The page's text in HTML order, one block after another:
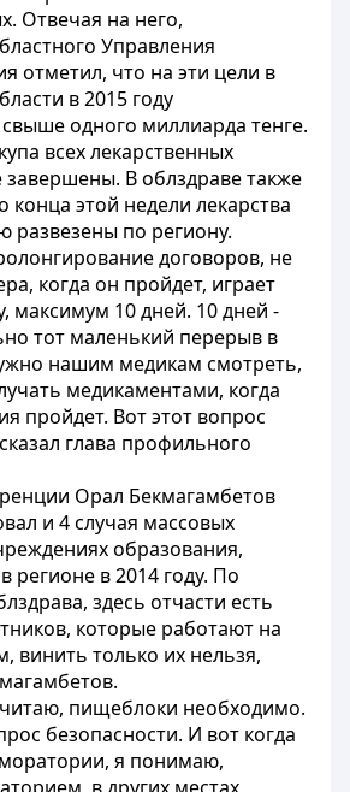
Отвечая на него,
Управления
отметил, что на эти цели в
в 2015 году
одного миллиарда тенге.
всех лекарственных
завершены. В облздраве также
конца этой недели лекарства
развезены по региону.
договоров, не
когда он пройдет, играет
максимум 10 дней. 10 дней -
тот маленький перерыв в
нашим медикам смотреть,
медикаментами, когда
пройдет. Вот этот вопрос
глава профильного
Орал Бекмагамбетов
и 4 случая массовых
образования,
регионе в 2014 году. По
здесь отчасти есть
которые работают на
винить только их нельзя,
пищеблоки необходимо.
безопасности. И вот когда
я понимаю,